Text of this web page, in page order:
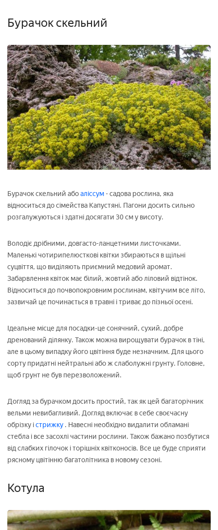
Бурачок скельний
Бурачок скельний абоаліссум - садова рослина, яка
відноситься до сімейства Капустяні. Пагони досить сильно
розгалужуються і здатні досягати 30 см у висоту.
Володіє дрібними, довгасто-ланцетними листочками.
Маленькі чотирипелюсткові квітки збираються в щільні
суцвіття, що виділяють приємний медовий аромат.
Забарвлення квіток має білий, жовтий або ліловий відтінок.
Відноситься до почвопокровним рослинам, квітучим все літо,
зазвичай це починається в травні і триває до пізньої осені.
Ідеальне місце для посадки-це сонячний, сухий, добре
дренований ділянку. Також можна вирощувати бурачок в тіні,
але в цьому випадку його цвітіння буде незначним. Для цього
сорту придатні нейтральні або ж слаболужні грунту. Головне,
щоб грунт не був перезволожений.
Догляд за бурачком досить простий, так як цей багаторічник
вельми невибагливий. Догляд включає в себе своєчасну
обрізку істрижку . Навесні необхідно видалити обламані
стебла і все засохлі частини рослини. Також бажано позбутися
від слабких гілочок і торішніх квітконосів. Все це буде сприяти
рясному цвітінню багатолітника в новому сезоні.
Котула